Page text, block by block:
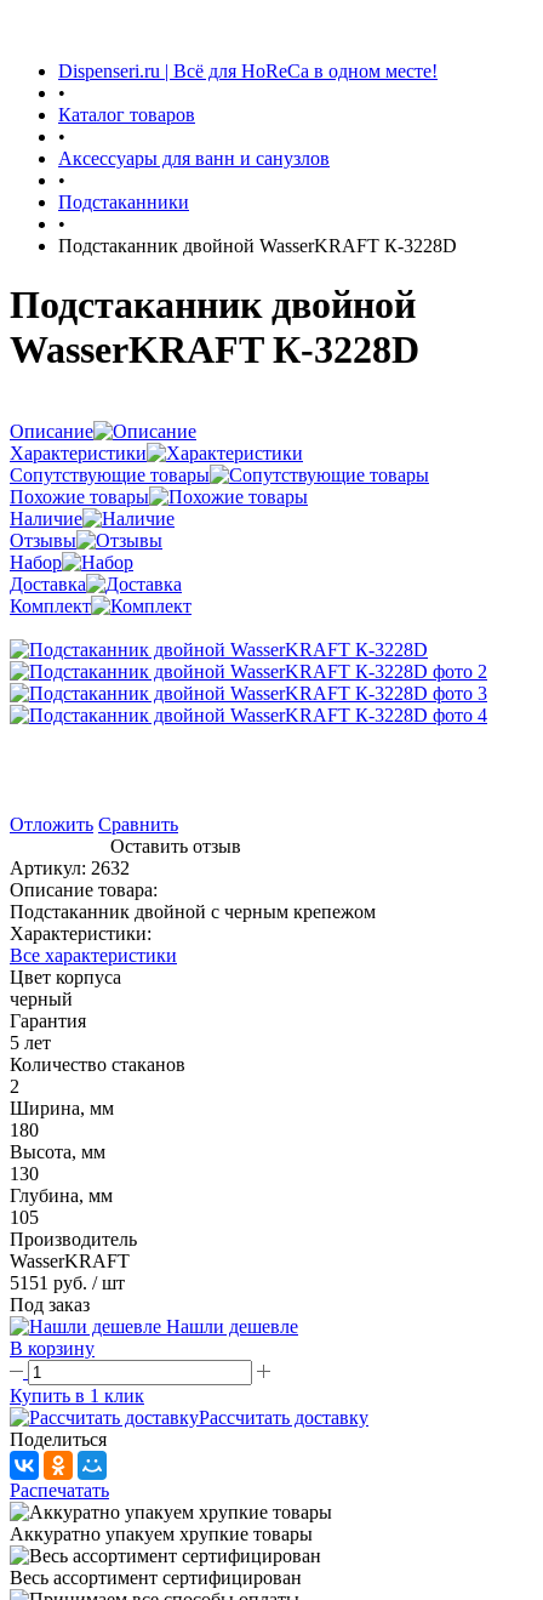
Dispenseri.ru | Всё для HoReCa в одном месте!
•
Каталог товаров
•
Аксессуары для ванн и санузлов
•
Подстаканники
•
Подстаканник двойной WasserKRAFT К-3228D
Подстаканник двойной
WasserKRAFT К-3228D
Описание
Характеристики
Сопутствующие товары
Похожие товары
Наличие
Отзывы
Набор
Доставка
Комплект
Отложить Сравнить
Оставить отзыв
Артикул: 2632
Описание товара:
Подстаканник двойной с черным крепежом
Характеристики:
Все характеристики
Цвет корпуса
черный
Гарантия
5 лет
Количество стаканов
2
Ширина, мм
180
Высота, мм
130
Глубина, мм
105
Производитель
WasserKRAFT
5151 руб. / шт
Под заказ
Нашли дешевле
В корзину
Купить в 1 клик
Рассчитать доставку
Поделиться
Распечатать
Аккуратно упакуем хрупкие товары
Весь ассортимент сертифицирован